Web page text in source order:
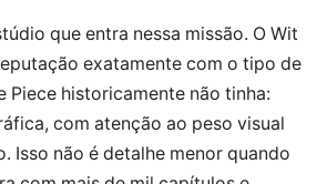
que entra nessa missão. O Wit
exatamente com o tipo de
Piece historicamente não tinha:
com atenção ao peso visual
Isso não é detalhe menor quando